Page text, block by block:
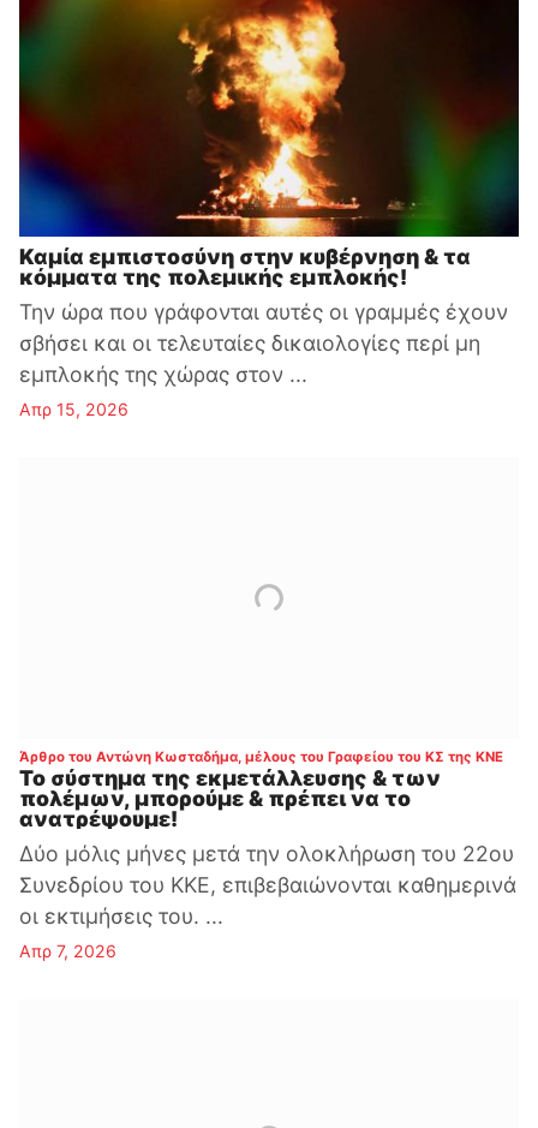
Καμία εμπιστοσύνη στην κυβέρνηση & τα
κόμματα της πολεμικής εμπλοκής!
Την ώρα που γράφονται αυτές οι γραμμές έχουν
σβήσει και οι τελευταίες δικαιολογίες περί μη
εμπλοκής της χώρας στον ...
Απρ 15, 2026
Άρθρο του Αντώνη Κωσταδήμα, μέλους του Γραφείου του ΚΣ της ΚΝΕ:
Το σύστημα της εκμετάλλευσης & των
πολέμων, μπορούμε & πρέπει να το
ανατρέψουμε!
Δύο μόλις μήνες μετά την ολοκλήρωση του 22ου
Συνεδρίου του ΚΚΕ, επιβεβαιώνονται καθημερινά
οι εκτιμήσεις του. ...
Απρ 7, 2026